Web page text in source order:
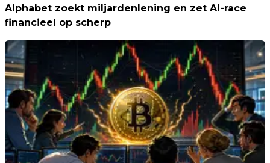
Alphabet zoekt miljardenlening en zet AI-race
financieel op scherp